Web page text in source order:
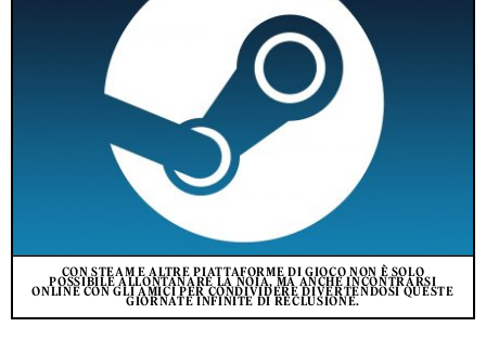
CON STEAM E ALTRE PIATTAFORME DI GIOCO NON È SOLO
POSSIBILE ALLONTANARE LA NOIA, MA ANCHE INCONTRARSI
ONLINE CON GLI AMICI PER CONDIVIDERE DIVERTENDOSI QUESTE
GIORNATE INFINITE DI RECLUSIONE.